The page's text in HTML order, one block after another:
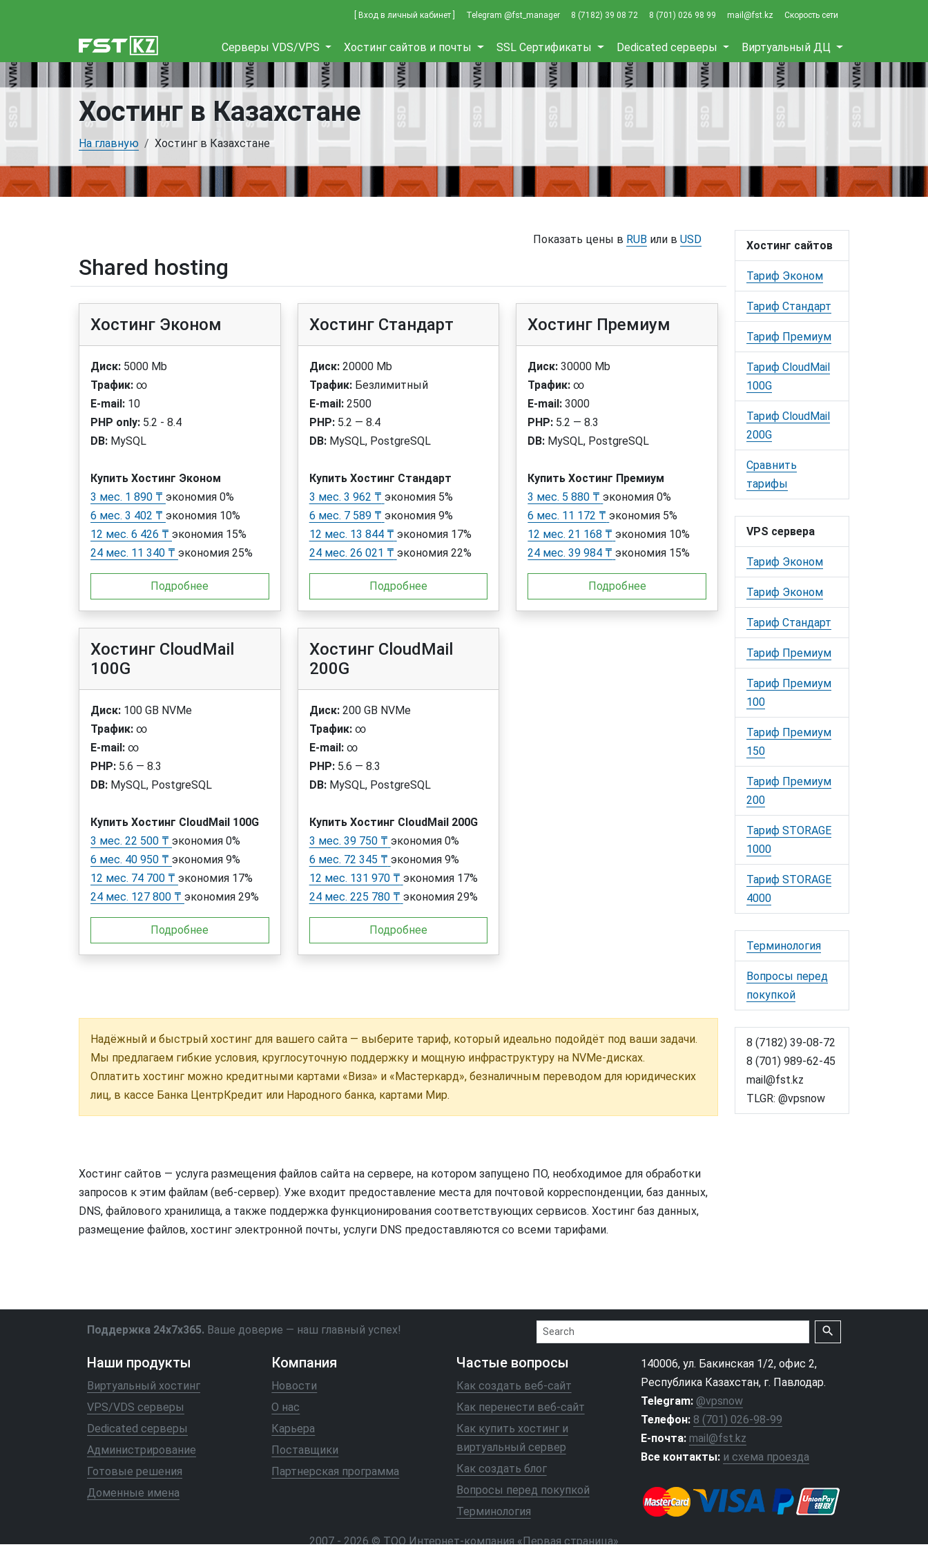
[ Вход в личный кабинет ] Telegram @fst_manager 8 (7182) 39 08 72 8 (701) 026 98 99 mail@fst.kz Скорость сети
Cерверы VDS/VPS Хостинг сайтов и почты SSL Сертификаты Dedicated серверы Виртуальный ДЦ
Хостинг в Казахстане
На главную Хостинг в Казахстане
Показать цены в RUB или в USD
Shared hosting
Хостинг Эконом
Диск: 5000 Mb
Трафик: ∞
E-mail: 10
PHP only: 5.2 - 8.4
DB: MySQL
Купить Хостинг Эконом
3 мес. 1 890 ₸ экономия 0%
6 мес. 3 402 ₸ экономия 10%
12 мес. 6 426 ₸ экономия 15%
24 мес. 11 340 ₸ экономия 25%
Подробнее
Хостинг Стандарт
Диск:20000 Mb
Трафик:Безлимитный
E-mail:2500
PHP:5.2 — 8.4
DB:MySQL, PostgreSQL
Купить Хостинг Стандарт
3 мес. 3 962 ₸ экономия 5%
6 мес. 7 589 ₸ экономия 9%
12 мес. 13 844 ₸ экономия 17%
24 мес. 26 021 ₸ экономия 22%
Подробнее
Хостинг Премиум
Диск: 30000 Mb
Трафик: ∞
E-mail: 3000
PHP: 5.2 — 8.3
DB: MySQL, PostgreSQL
Купить Хостинг Премиум
3 мес. 5 880 ₸ экономия 0%
6 мес. 11 172 ₸ экономия 5%
12 мес. 21 168 ₸ экономия 10%
24 мес. 39 984 ₸ экономия 15%
Подробнее
Хостинг CloudMail
100G
Диск: 100 GB NVMe
Трафик: ∞
E-mail: ∞
PHP: 5.6 — 8.3
DB: MySQL, PostgreSQL
Купить Хостинг CloudMail 100G
3 мес. 22 500 ₸ экономия 0%
6 мес. 40 950 ₸ экономия 9%
12 мес. 74 700 ₸ экономия 17%
24 мес. 127 800 ₸ экономия 29%
Подробнее
Хостинг CloudMail
200G
Диск:200 GB NVMe
Трафик:∞
E-mail:∞
PHP:5.6 — 8.3
DB:MySQL, PostgreSQL
Купить Хостинг CloudMail 200G
3 мес. 39 750 ₸ экономия 0%
6 мес. 72 345 ₸ экономия 9%
12 мес. 131 970 ₸ экономия 17%
24 мес. 225 780 ₸ экономия 29%
Подробнее
Надёжный и быстрый хостинг для вашего сайта — выберите тариф, который идеально подойдёт под ваши задачи.
Мы предлагаем гибкие условия, круглосуточную поддержку и мощную инфраструктуру на NVMe-дисках.
Оплатить хостинг можно кредитными картами «Виза» и «Мастеркард», безналичным переводом для юридических
лиц, в кассе Банка ЦентрКредит или Народного банка, картами Мир.
Хостинг сайтов — услуга размещения файлов сайта на сервере, на котором запущено ПО, необходимое для обработки
запросов к этим файлам (веб-сервер). Уже входит предоставление места для почтовой корреспонденции, баз данных,
DNS, файлового хранилища, а также поддержка функционирования соответствующих сервисов. Хостинг баз данных,
размещение файлов, хостинг электронной почты, услуги DNS предоставляются со всеми тарифами.
Хостинг сайтов
Тариф Эконом
Тариф Стандарт
Тариф Премиум
Тариф CloudMail
100G
Тариф CloudMail
200G
Сравнить
тарифы
VPS сервера
Тариф Эконом
Тариф Эконом
Тариф Стандарт
Тариф Премиум
Тариф Премиум
100
Тариф Премиум
150
Тариф Премиум
200
Тариф STORAGE
1000
Тариф STORAGE
4000
Терминология
Вопросы перед
покупкой
8 (7182) 39-08-72
8 (701) 989-62-45
mail@fst.kz
TLGR: @vpsnow
Поддержка 24x7x365. Ваше доверие — наш главный успех! search
Наши продукты
Виртуальный хостинг
VPS/VDS серверы
Dedicated серверы
Администрирование
Готовые решения
Доменные имена
Компания
Новости
О нас
Карьера
Поставщики
Партнерская программа
Частые вопросы
Как создать веб-сайт
Как перенести веб-сайт
Как купить хостинг и
виртуальный сервер
Как создать блог
Вопросы перед покупкой
Терминология
140006, ул. Бакинская 1/2, офис 2,
Республика Казахстан, г. Павлодар.
Telegram: @vpsnow
Телефон: 8 (701) 026-98-99
Е-почта: mail@fst.kz
Все контакты: и схема проезда
2007 - 2026 © ТОО Интернет-компания «Первая страница»